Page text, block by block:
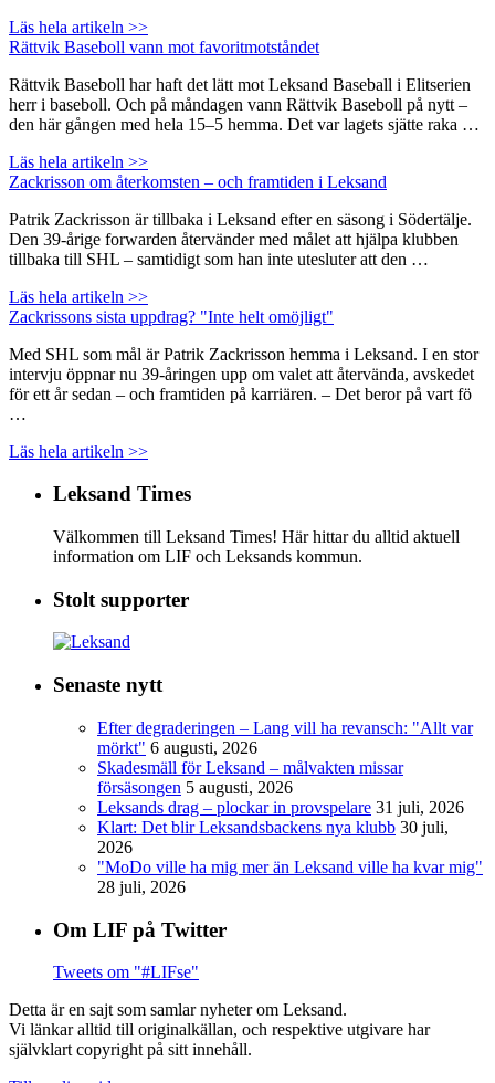
Läs hela artikeln >>
Rättvik Baseboll vann mot favoritmotståndet
Rättvik Baseboll har haft det lätt mot Leksand Baseball i Elitserien
herr i baseboll. Och på måndagen vann Rättvik Baseboll på nytt –
den här gången med hela 15–5 hemma. Det var lagets sjätte raka …
Läs hela artikeln >>
Zackrisson om återkomsten – och framtiden i Leksand
Patrik Zackrisson är tillbaka i Leksand efter en säsong i Södertälje.
Den 39-årige forwarden återvänder med målet att hjälpa klubben
tillbaka till SHL – samtidigt som han inte utesluter att den …
Läs hela artikeln >>
Zackrissons sista uppdrag? "Inte helt omöjligt"
Med SHL som mål är Patrik Zackrisson hemma i Leksand. I en stor
intervju öppnar nu 39-åringen upp om valet att återvända, avskedet
för ett år sedan – och framtiden på karriären. – Det beror på vart fö
…
Läs hela artikeln >>
Leksand Times
Välkommen till Leksand Times! Här hittar du alltid aktuell
information om LIF och Leksands kommun.
Stolt supporter
Senaste nytt
Efter degraderingen – Lang vill ha revansch: "Allt var
mörkt" 6 augusti, 2026
Skadesmäll för Leksand – målvakten missar
försäsongen 5 augusti, 2026
Leksands drag – plockar in provspelare 31 juli, 2026
Klart: Det blir Leksandsbackens nya klubb 30 juli,
2026
"MoDo ville ha mig mer än Leksand ville ha kvar mig"
28 juli, 2026
Om LIF på Twitter
Tweets om "#LIFse"
Detta är en sajt som samlar nyheter om Leksand.
Vi länkar alltid till originalkällan, och respektive utgivare har
självklart copyright på sitt innehåll.